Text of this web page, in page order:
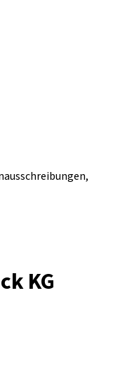
KG